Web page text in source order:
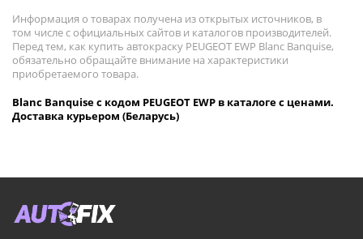
Информация о товарах получена из открытых источников, в
том числе с официальных сайтов и каталогов производителей.
Перед тем, как купить автокраску PEUGEOT EWP Blanc Banquise,
обязательно обращайте внимание на характеристики
приобретаемого товара.
Blanc Banquise с кодом PEUGEOT EWP в каталоге с ценами.
Доставка курьером (Беларусь)